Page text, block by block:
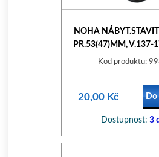
NOHA
PR.53(47)MM, V.137-
Kod produktu:
20,00 Kč
Dostupnost: 3